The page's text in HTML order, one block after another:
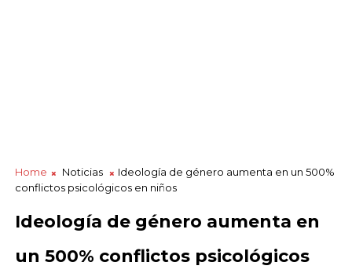
Home Noticias
Ideología de género aumenta en un 500%
conflictos psicológicos en niños
Ideología de género aumenta en
un 500% conflictos psicológicos